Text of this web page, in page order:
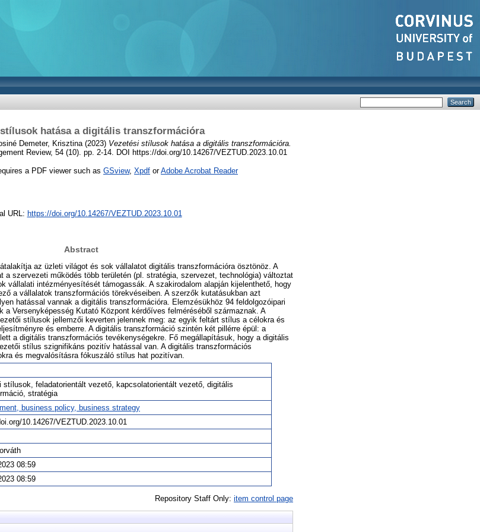
hatása a digitális transzformációra
Demeter, Krisztina(2023) Vezetési stílusok hatása a digitális transzformációra.
Review, 54 (10). pp. 2-14. DOI https://doi.org/10.14267/VEZTUD.2023.10.01
a PDF viewer such as GSview, Xpdf orAdobe Acrobat Reader
URL: https://doi.org/10.14267/VEZTUD.2023.10.01
Abstract
az üzleti világot és sok vállalatot digitális transzformációra ösztönöz. A
a szervezeti működés több területén (pl. stratégia, szervezet, technológia) változtat
vállalati intézményesítését támogassák. A szakirodalom alapján kijelenthető, hogy
a vállalatok transzformációs törekvéseiben. A szerzők kutatásukban azt
hatással vannak a digitális transzformációra. Elemzésükhöz 94 feldolgozóipari
a Versenyképesség Kutató Központ kérdőíves felméréséből származnak. A
stílusok jellemzői keverten jelennek meg: az egyik feltárt stílus a célokra és
és emberre. A digitális transzformáció szintén két pillérre épül: a
a digitális transzformációs tevékenységekre. Fő megállapításuk, hogy a digitális
stílus szignifikáns pozitív hatással van. A digitális transzformációs
és megvalósításra fókuszáló stílus hat pozitívan.
stílusok, feladatorientált vezető, kapcsolatorientált vezető, digitális
stratégia
business policy, business strategy
10.14267/VEZTUD.2023.10.01
08:59
08:59
Repository Staff Only: item control page